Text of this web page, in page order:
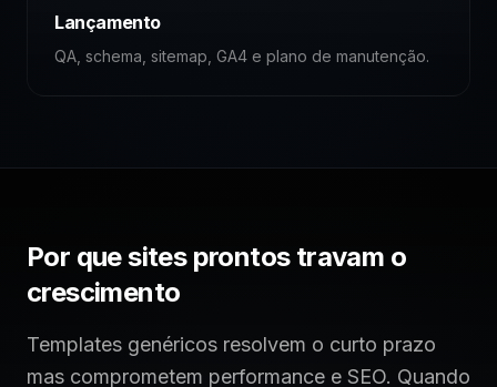
Lançamento
QA, schema, sitemap, GA4 e plano de manutenção.
Por que sites prontos travam o
crescimento
Templates genéricos resolvem o curto prazo
mas comprometem performance e SEO. Quando